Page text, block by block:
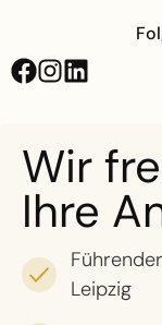
Wir
Ihre
Leipzig